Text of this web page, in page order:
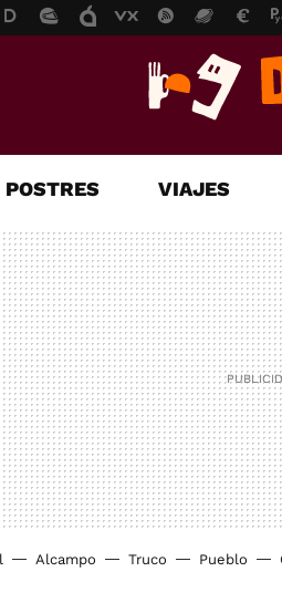
POSTRES VIAJES
Alcampo Truco Pueblo